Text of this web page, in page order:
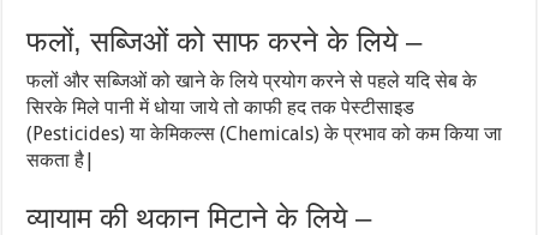
फलों, सब्जिओं को साफ करने के लिये –
फलों और सब्जिओं को खाने के लिये प्रयोग करने से पहले यदि सेब के
सिरके मिले पानी में धोया जाये तो काफी हद तक पेस्टीसाइड
(Pesticides) या केमिकल्स (Chemicals) के प्रभाव को कम किया जा
सकता है|
व्यायाम की थकान मिटाने के लिये –